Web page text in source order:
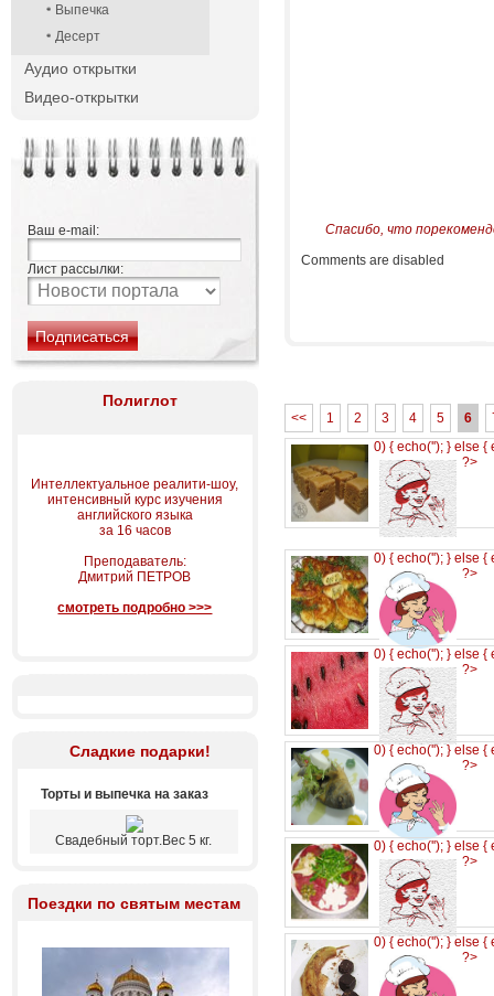
Выпечка
Десерт
Аудио открытки
Видео-открытки
Ваш e-mail:
Лист рассылки:
Полиглот
Интеллектуальное реалити-шоу,
интенсивный курс изучения
английского языка
за 16 часов
Преподаватель:
Дмитрий ПЕТРОВ
смотреть подробно >>>
Сладкие подарки!
Торты и выпечка на заказ
Свадебный торт.Вес 5 кг.
Поездки по святым местам
Спасибо, что
Comments are disabled
<< 1 2 3 4 5 6
0) { echo(''); } else {
?>
0) { echo(''); } else {
?>
0) { echo(''); } else {
?>
0) { echo(''); } else {
?>
0) { echo(''); } else {
?>
0) { echo(''); } else {
?>